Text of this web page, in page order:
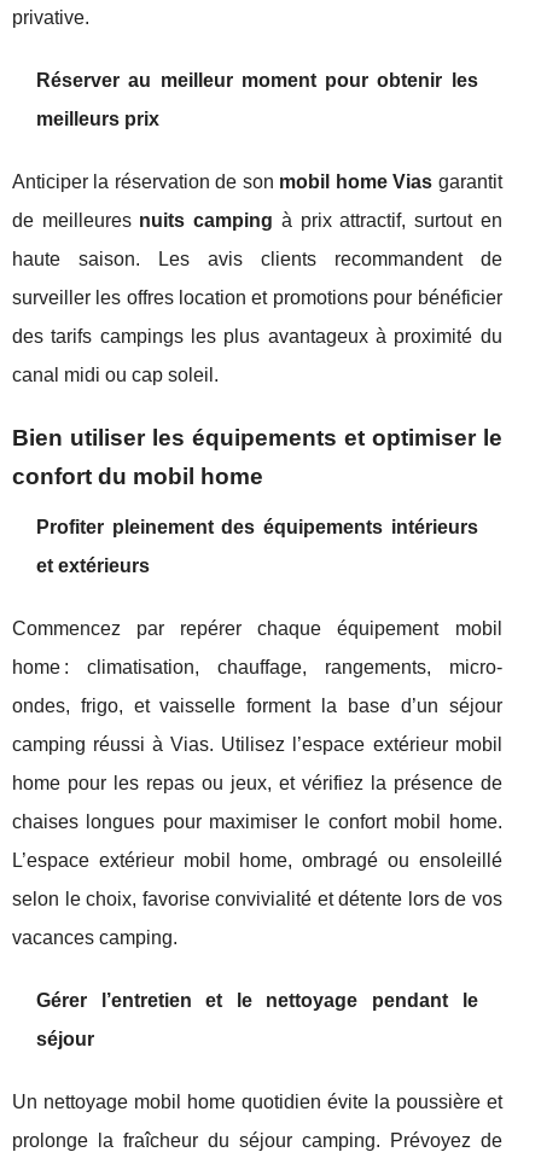
privative.
Réserver au meilleur moment pour obtenir les
meilleurs prix
Anticiper la réservation de son mobil home Vias garantit
de meilleures nuits camping à prix attractif, surtout en
haute saison. Les avis clients recommandent de
surveiller les offres location et promotions pour bénéficier
des tarifs campings les plus avantageux à proximité du
canal midi ou cap soleil.
Bien utiliser les équipements et optimiser le
confort du mobil home
Profiter pleinement des équipements intérieurs
et extérieurs
Commencez par repérer chaque équipement mobil
home : climatisation, chauffage, rangements, micro-
ondes, frigo, et vaisselle forment la base d’un séjour
camping réussi à Vias. Utilisez l’espace extérieur mobil
home pour les repas ou jeux, et vérifiez la présence de
chaises longues pour maximiser le confort mobil home.
L’espace extérieur mobil home, ombragé ou ensoleillé
selon le choix, favorise convivialité et détente lors de vos
vacances camping.
Gérer l’entretien et le nettoyage pendant le
séjour
Un nettoyage mobil home quotidien évite la poussière et
prolonge la fraîcheur du séjour camping. Prévoyez de